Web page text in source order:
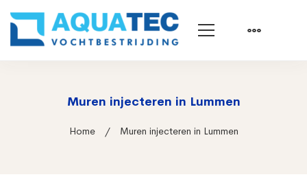
Muren injecteren in Lummen
Home Muren injecteren in Lummen